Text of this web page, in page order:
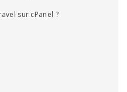
sur cPanel ?